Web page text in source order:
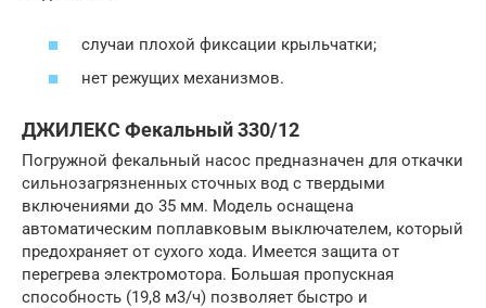
случаи плохой фиксации крыльчатки;
нет режущих механизмов.
ДЖИЛЕКС Фекальный 330/12
Погружной фекальный насос предназначен для откачки
сильнозагрязненных сточных вод с твердыми
включениями до 35 мм. Модель оснащена
автоматическим поплавковым выключателем, который
предохраняет от сухого хода. Имеется защита от
перегрева электромотора. Большая пропускная
способность (19,8 м3/ч) позволяет быстро и